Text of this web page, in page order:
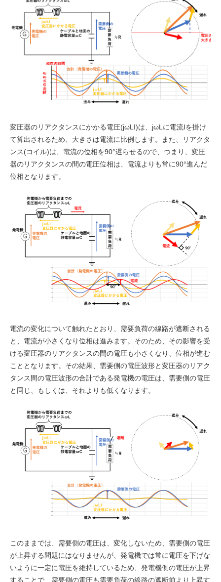
変圧器のリアクタンスにかかる電圧(jωLI)は、jωLに電流Iを掛け
て算出されるため、大きさは電流に比例します。また、リアクタ
ンス(コイル)は、電流の位相を90°遅らせるので、つまり、変圧
器のリアクタンスの間の電圧位相は、電流よりも常に90°進んだ
位相となります。
電流の変化について触れたとおり、需要負荷の線路が遮断される
と、電流が小さくなり位相は進みます。そのため、その影響を受
ける変圧器のリアクタンスの間の電圧も小さくなり、位相が進む
こととなります。その結果、需要側の電圧波形と変圧器のリアク
タンス間の電圧波形の合計である発電機の電圧は、需要側の電圧
と同じ、もしくは、それよりも低くなります。
このままでは、需要側の電圧は、変化しないため、需要側の電圧
が上昇する問題にはなりませんが、発電機では常に電圧を下げな
いように一定に電圧を維持しているため、発電機側の電圧が上昇
することで、需要側の電圧も需要負荷の線路の遮断前より上昇す